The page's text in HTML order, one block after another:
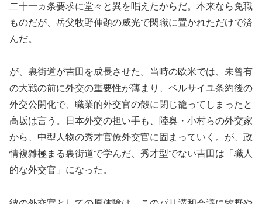
二十一ヵ条要求に堂々と異を唱えたからだ。本来なら免職
ものだが、岳父牧野伸顕の威光で閑職に置かれただけで済
んだ。
が、裏街道が吉田を成長させた。当時の欧米では、未曾有
の大戦の前に外交の重要性が薄まり、ベルサイユ条約後の
外交公開化で、職業的外交官の殻に閉じ籠ってしまったと
高坂は言う。日本外交の担い手も、陸奥・小村らの外交家
から、中型人物の秀才官僚外交官に固まっていく。が、政
情複雑極まる裏街道で学んだ、秀才型でない吉田は「職人
的な外交官」になった。